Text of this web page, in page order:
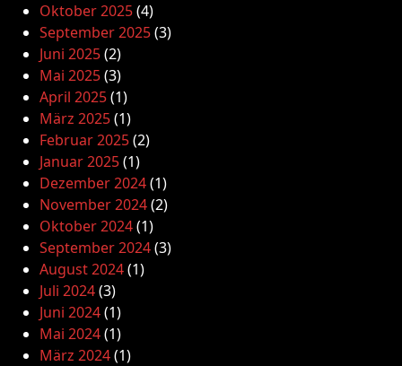
Oktober 2025(4)
September 2025(3)
Juni 2025(2)
Mai 2025(3)
April 2025(1)
März 2025(1)
Februar 2025(2)
Januar 2025(1)
Dezember 2024(1)
November 2024(2)
Oktober 2024(1)
September 2024(3)
August 2024(1)
Juli 2024(3)
Juni 2024(1)
Mai 2024(1)
März 2024(1)